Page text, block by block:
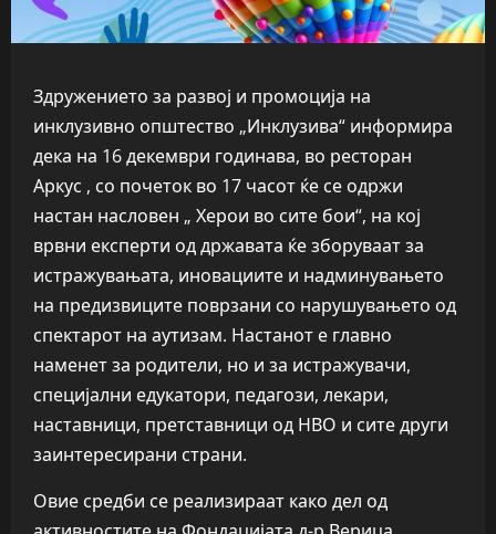
Здружението за развој и промоција на
инклузивно општество „Инклузива“ информира
дека на 16 декември годинава, во ресторан
Аркус , со почеток во 17 часот ќе се одржи
настан насловен „ Херои во сите бои“, на кој
врвни експерти од државата ќе зборуваат за
истражувањата, иновациите и надминувањето
на предизвиците поврзани со нарушувањето од
спектарот на аутизам. Настанот е главно
наменет за родители, но и за истражувачи,
специјални едукатори, педагози, лекари,
наставници, претставници од НВО и сите други
заинтересирани страни.
Овие средби се реализираат како дел од